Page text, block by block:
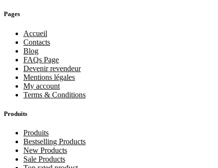
Pages
Accueil
Contacts
Blog
FAQs Page
Devenir revendeur
Mentions légales
My account
Terms & Conditions
Produits
Produits
Bestselling Products
New Products
Sale Products